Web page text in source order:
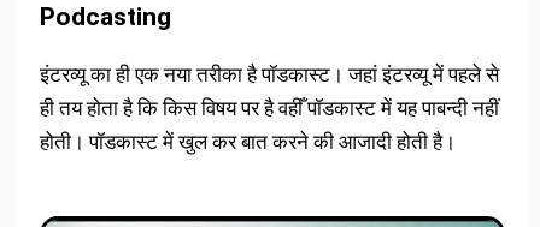
Podcasting
इंटरव्यू का ही एक नया तरीका है पॉडकास्ट। जहां इंटरव्यू में पहले से
ही तय होता है कि किस विषय पर है वहीँ पॉडकास्ट में यह पाबन्दी नहीं
होती। पॉडकास्ट में खुल कर बात करने की आजादी होती है।